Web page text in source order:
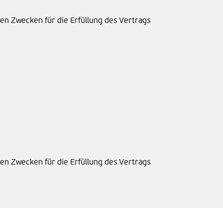
Zwecken für die Erfüllung des Vertrags
Zwecken für die Erfüllung des Vertrags